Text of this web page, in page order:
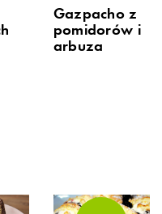
Gazpacho z
pomidorów i
arbuza